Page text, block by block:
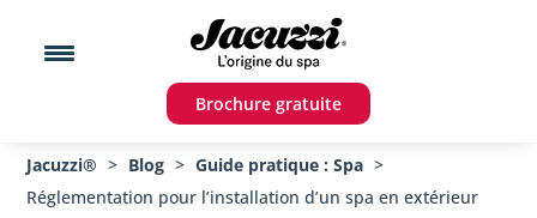
Brochure gratuite
Jacuzzi® > Blog > Guide pratique : Spa >
Réglementation pour l’installation d’un spa en extérieur